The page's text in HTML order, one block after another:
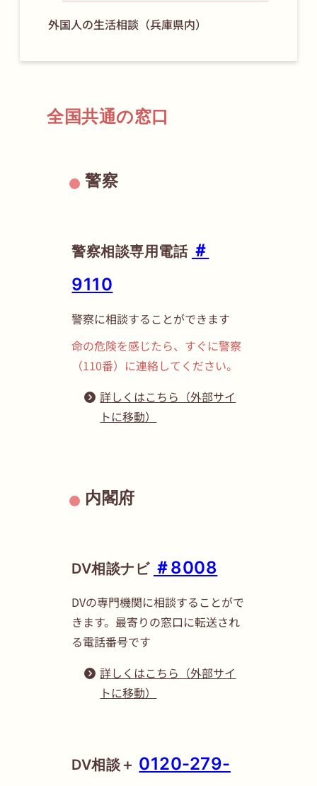
全国共通の窓口
警察
警察相談専用電話 ＃
9110
警察に相談することができます
命の危険を感じたら、すぐに警察
（110番）に連絡してください。
詳しくはこちら（外部サイ
トに移動）
内閣府
DV相談ナビ ＃8008
DVの専門機関に相談することがで
きます。最寄りの窓口に転送され
る電話番号です
詳しくはこちら（外部サイ
トに移動）
DV相談＋ 0120-279-
外国人の生活相談（兵庫県内）